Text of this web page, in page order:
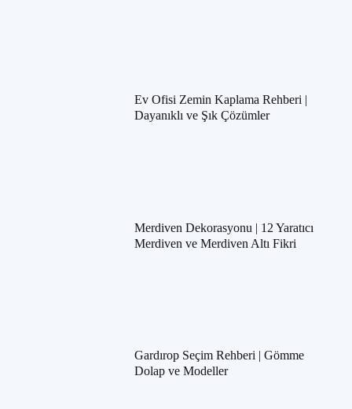
Ev Ofisi Zemin Kaplama Rehberi |
Dayanıklı ve Şık Çözümler
Merdiven Dekorasyonu | 12 Yaratıcı
Merdiven ve Merdiven Altı Fikri
Gardırop Seçim Rehberi | Gömme
Dolap ve Modeller